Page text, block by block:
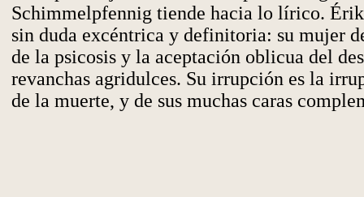
Schimmelpfennig tiende hacia lo lírico.
sin duda excéntrica y definitoria: su mujer
de la psicosis y la aceptación oblicua del
revanchas agridulces. Su irrupción es la
de la muerte, y de sus muchas caras